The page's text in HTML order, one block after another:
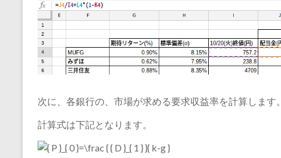
次に、各銀行の、市場が求める要求収益率を計算します。
計算式は下記となります。